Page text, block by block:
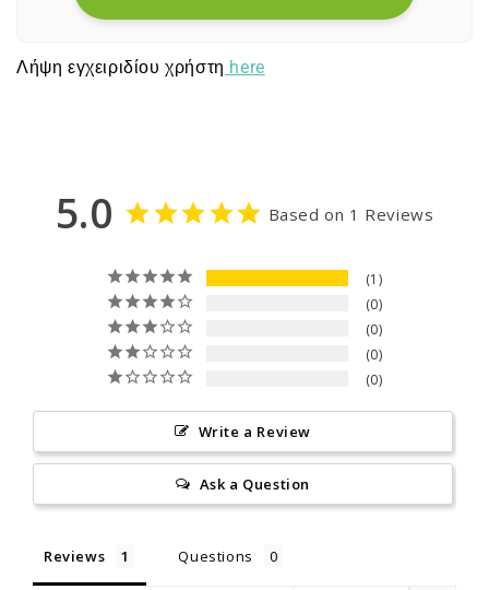
Λήψη εγχειριδίου χρήστη here
5.0 Based on 1 Reviews
1
0
0
0
0
Write a Review
Ask a Question
Reviews Questions